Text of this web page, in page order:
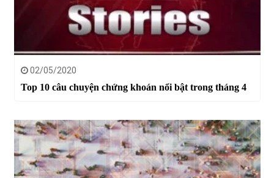
02/05/2020
Top 10 câu chuyện chứng khoán nổi bật trong tháng 4